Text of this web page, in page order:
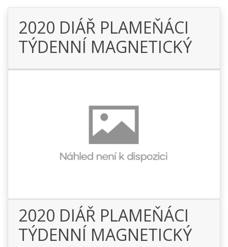
2020 DIÁŘ PLAMEŇÁCI
TÝDENNÍ MAGNETICKÝ
2020 DIÁŘ PLAMEŇÁCI
TÝDENNÍ MAGNETICKÝ